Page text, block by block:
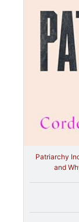
Patriarchy
and